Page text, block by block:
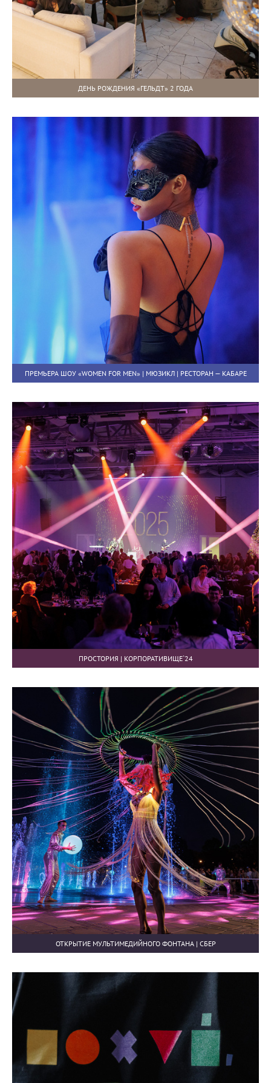
ДЕНЬ РОЖДЕНИЯ «ГЕЛЬДТ» 2 ГОДА
ПРЕМЬЕРА ШОУ «WOMEN FOR MEN» | МЮЗИКЛ | РЕСТОРАН — КАБАРЕ
ПРОСТОРИЯ | КОРПОРАТИВИЩЕ`24
ОТКРЫТИЕ МУЛЬТИМЕДИЙНОГО ФОНТАНА | СБЕР